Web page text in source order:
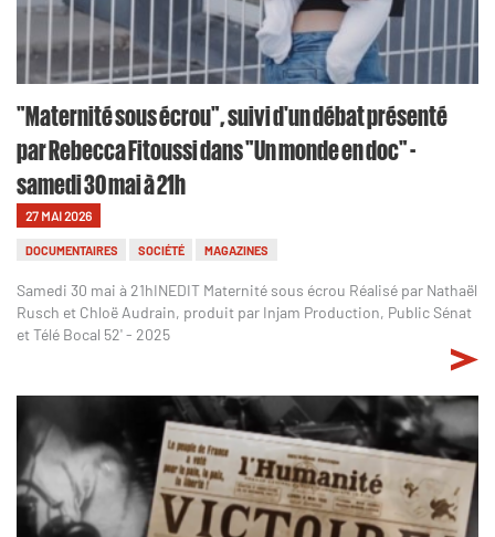
"Maternité sous écrou", suivi d'un débat présenté
par Rebecca Fitoussi dans "Un monde en doc" -
samedi 30 mai à 21h
27 MAI 2026
DOCUMENTAIRES SOCIÉTÉ MAGAZINES
Samedi 30 mai à 21hINEDIT Maternité sous écrou Réalisé par Nathaël
Rusch et Chloë Audrain, produit par Injam Production, Public Sénat
et Télé Bocal 52' - 2025